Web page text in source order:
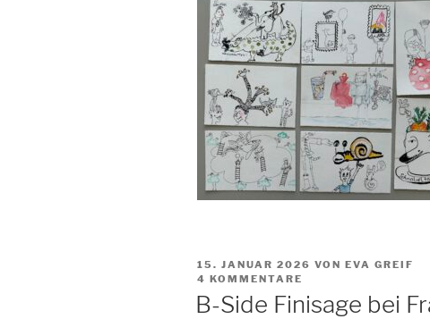
VERÖFFENTLICHT
AM
15. JANUAR 2026 VON EVA GREIF
4 KOMMENTARE
B-Side Finisage bei